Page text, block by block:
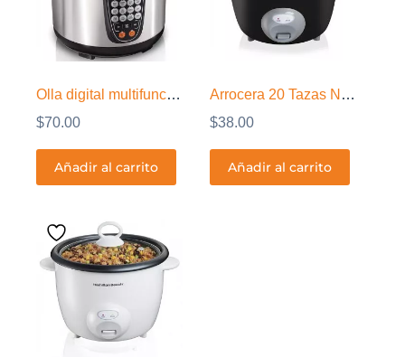
Olla digital multifunciones de 4.5 QT
$70.00
Añadir al carrito
Arrocera 20 Tazas Negra
$38.00
Añadir al carrito